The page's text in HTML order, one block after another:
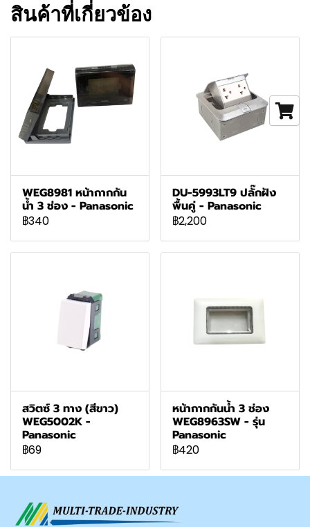
สินค้าที่เกี่ยวข้อง
WEG8981 หน้ากากกัน
น้ำ 3 ช่อง - Panasonic
฿340
DU-5993LT9 ปลั๊กฝัง
พื้นคู่ - Panasonic
฿2,200
สวิตซ์ 3 ทาง (สีขาว)
WEG5002K -
Panasonic
฿69
หน้ากากกันน้ำ 3 ช่อง
WEG8963SW - รุ่น
Panasonic
฿420